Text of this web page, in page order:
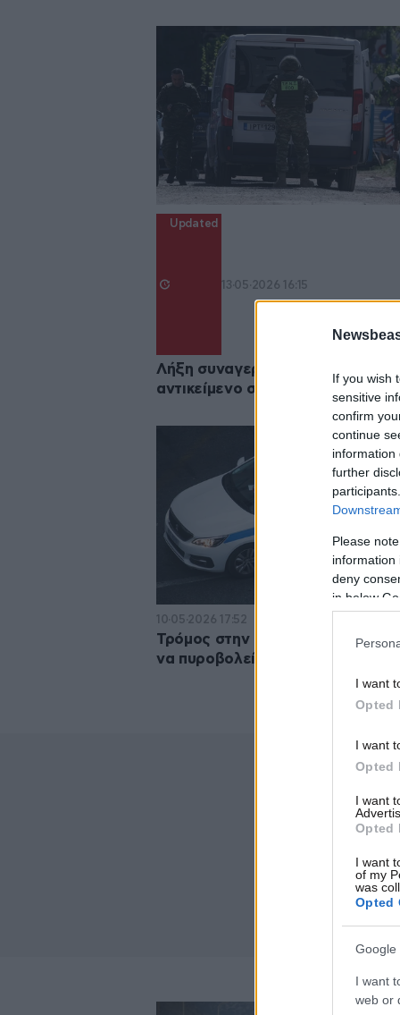
If you wish
sensitive
confirm
continue
information
further
Please
information
deny
in below
I want
Opted
I want
Opted
I want
Opted
I want
of my
was
Opted
Google
I want
web or
Updated
13·05·2026 16:15
Λήξη συναγερμού για το ύποπτο
αντικείμενο στη ΓΑΔΑ
10·05·2026 17:52
Τρόμος στην Πάτρα: Άντρας
να πυροβολεί στη μέση του